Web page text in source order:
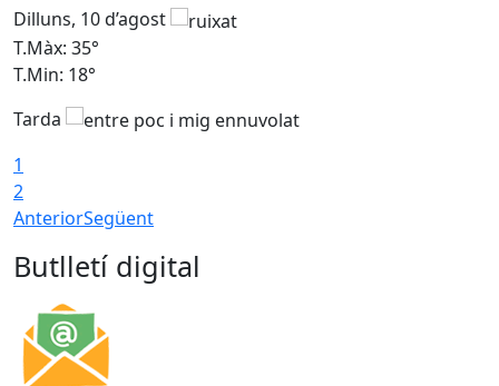
Dilluns, 10 d’agost
T.Màx: 35°
T.Min: 18°
Tarda
1
2
AnteriorSegüent
Butlletí digital